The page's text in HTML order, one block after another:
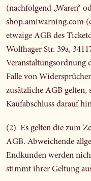
(nachfolgend „Waren“
shop.amiwarning.com
etwaige AGB des
Wolfhager Str. 39a,
Veranstaltungsordnung
Falle von
zusätzliche AGB
Kaufabschluss darauf
(2) Es gelten die zum
AGB. Abweichende
Endkunden werden
stimmt ihrer Geltung